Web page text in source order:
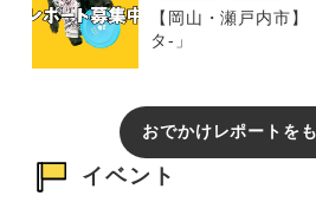
【岡山・瀬戸内市
タ-」
おでかけレポートを
イベント